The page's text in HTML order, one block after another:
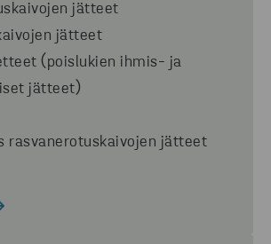
jätteet
jätteet
(poislukien ihmis- ja
jätteet)
rasvanerotuskaivojen jätteet